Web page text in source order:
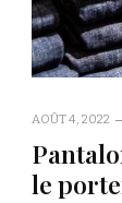
AOÛT 4, 2022
le